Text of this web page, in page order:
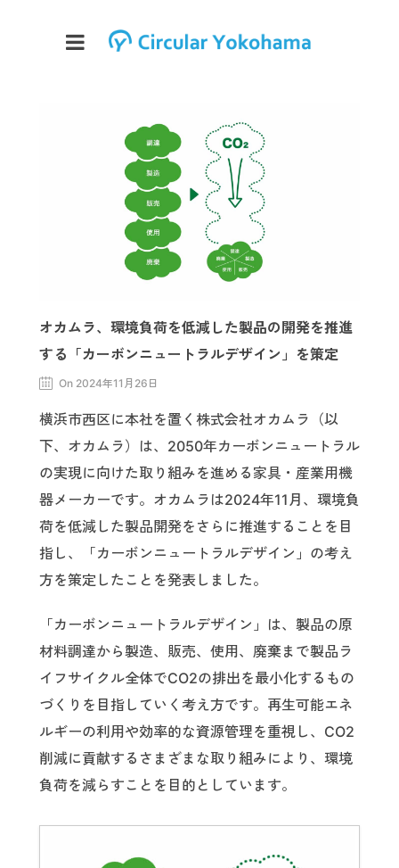
オカムラ、環境負荷を低減した製品の開発を推進
する「カーボンニュートラルデザイン」を策定
On 2024年11月26日
横浜市西区に本社を置く株式会社オカムラ（以
下、オカムラ）は、2050年カーボンニュートラル
の実現に向けた取り組みを進める家具・産業用機
器メーカーです。オカムラは2024年11月、環境負
荷を低減した製品開発をさらに推進することを目
指し、「カーボンニュートラルデザイン」の考え
方を策定したことを発表しました。
「カーボンニュートラルデザイン」は、製品の原
材料調達から製造、販売、使用、廃棄まで製品ラ
イフサイクル全体でCO2の排出を最小化するもの
づくりを目指していく考え方です。再生可能エネ
ルギーの利用や効率的な資源管理を重視し、CO2
削減に貢献するさまざまな取り組みにより、環境
負荷を減らすことを目的としています。